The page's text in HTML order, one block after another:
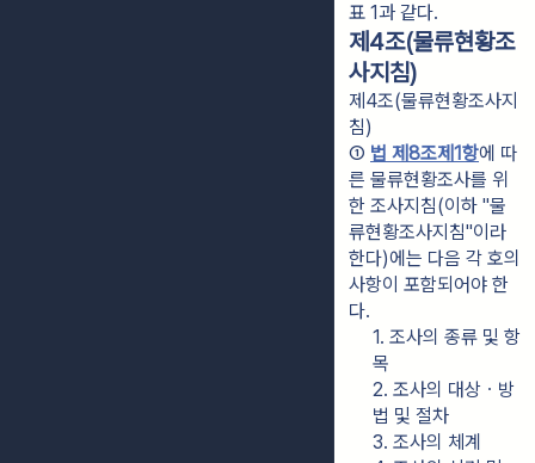
표 1과 같다.
제4조(물류현황조
사지침)
제4조(물류현황조사지
침)
① 법 제8조제1항에 따
른 물류현황조사를 위
한 조사지침(이하 "물
류현황조사지침"이라
한다)에는 다음 각 호의
사항이 포함되어야 한
다.
1. 조사의 종류 및 항
목
2. 조사의 대상ㆍ방
법 및 절차
3. 조사의 체계